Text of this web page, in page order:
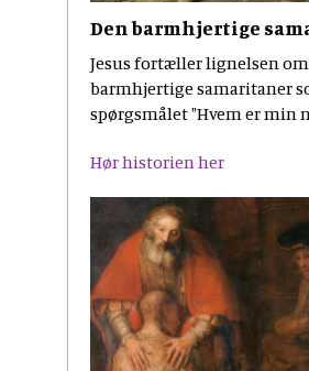
Den barmhjertige
Jesus fortæller lignelsen
barmhjertige samaritaner
spørgsmålet "Hvem er min
Hør historien her